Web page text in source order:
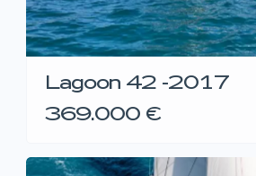
Lagoon 42 -2017
369.000 €